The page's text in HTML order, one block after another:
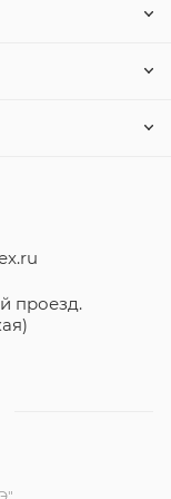
проезд.